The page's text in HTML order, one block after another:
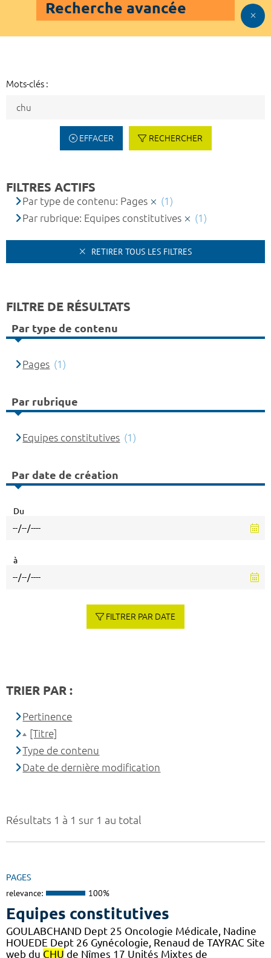
Recherche avancée
Mots-clés :
EFFACER RECHERCHER
Résultats 1 à 1 sur 1 au total
PAGES
relevance: 100%
Equipes constitutives
GOULABCHAND Dept 25 Oncologie Médicale, Nadine
HOUEDE Dept 26 Gynécologie, Renaud de TAYRAC Site
web du CHU de Nîmes 17 Unités Mixtes de
FILTRES ACTIFS
Par type de contenu: Pages
(1)
Par rubrique: Equipes constitutives
(1)
RETIRER TOUS LES FILTRES
FILTRE DE RÉSULTATS
Par type de contenu
Pages (1)
Par rubrique
Equipes constitutives (1)
Par date de création
Du
à
FILTRER PAR DATE
TRIER PAR :
Pertinence
[Titre]
Type de contenu
Date de dernière modification